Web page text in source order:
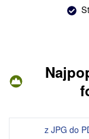
z JPG do